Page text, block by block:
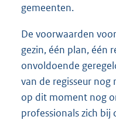
gemeenten.
De voorwaarden
gezin, één plan, één
onvoldoende
van de regisseur nog
op dit moment nog
professionals zich bij